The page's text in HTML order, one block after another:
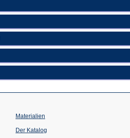
Materialien
Der Katalog